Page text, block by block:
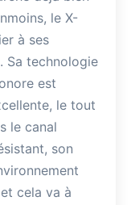
le X-
à ses
Sa technologie
est
le tout
le canal
son
cela va à